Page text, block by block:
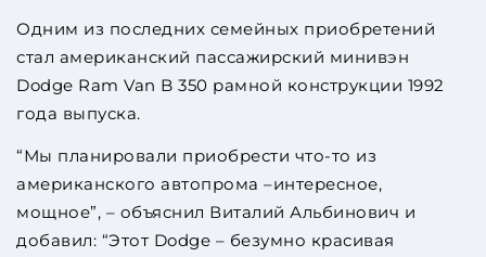
Одним из последних семейных приобретений
стал американский пассажирский минивэн
Dodge Ram Van B 350 рамной конструкции 1992
года выпуска.
“Мы планировали приобрести что-то из
американского автопрома –интересное,
мощное”, – объяснил Виталий Альбинович и
добавил: “Этот Dodge – безумно красивая